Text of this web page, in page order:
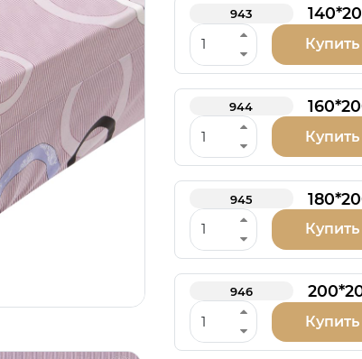
943
Купить
944
Купить
945
Купить
946
Купить